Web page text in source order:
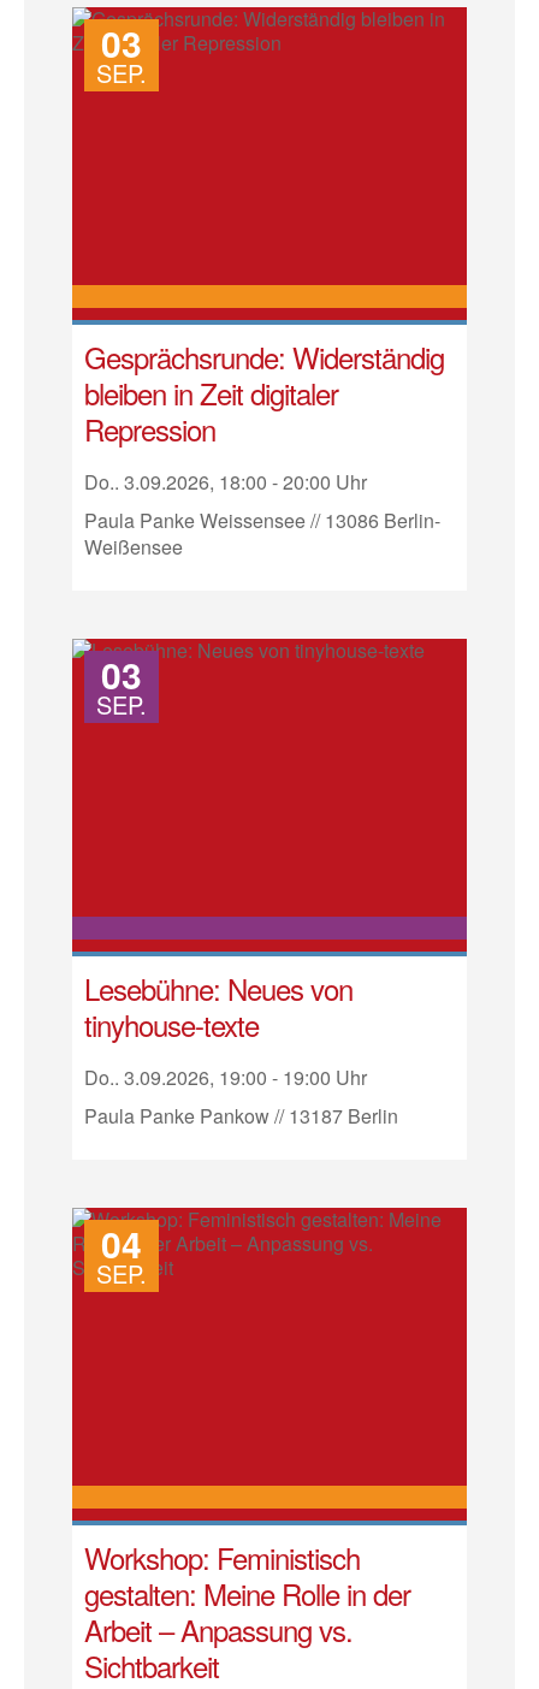
03
SEP.
Gesprächsrunde: Widerständig
bleiben in Zeit digitaler
Repression
Do.. 3.09.2026, 18:00 - 20:00 Uhr
Paula Panke Weissensee // 13086 Berlin-
Weißensee
03
SEP.
Lesebühne: Neues von
tinyhouse-texte
Do.. 3.09.2026, 19:00 - 19:00 Uhr
Paula Panke Pankow // 13187 Berlin
04
SEP.
Workshop: Feministisch
gestalten: Meine Rolle in der
Arbeit – Anpassung vs.
Sichtbarkeit